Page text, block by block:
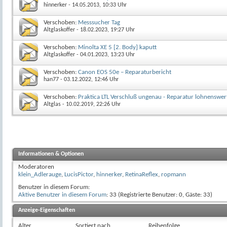
hinnerker - 14.05.2013, 10:33 Uhr
Verschoben: Messsucher Tag
Altglaskoffer - 18.02.2023, 19:27 Uhr
Verschoben: Minolta XE 5 [2. Body] kaputt
Altglaskoffer - 04.01.2023, 13:23 Uhr
Verschoben: Canon EOS 50e – Reparaturbericht
han77 - 03.12.2022, 12:46 Uhr
Verschoben: Praktica LTL Verschluß ungenau - Reparatur
Altglas - 10.02.2019, 22:26 Uhr
Informationen & Optionen
Moderatoren
klein_Adlerauge, LucisPictor, hinnerker, RetinaReflex, ropmann
Benutzer in diesem Forum:
Aktive Benutzer in diesem Forum: 33 (Registrierte Benutzer: 0, Gäste: 33)
Anzeige-Eigenschaften
Alter Sortiert nach Reihenfolge